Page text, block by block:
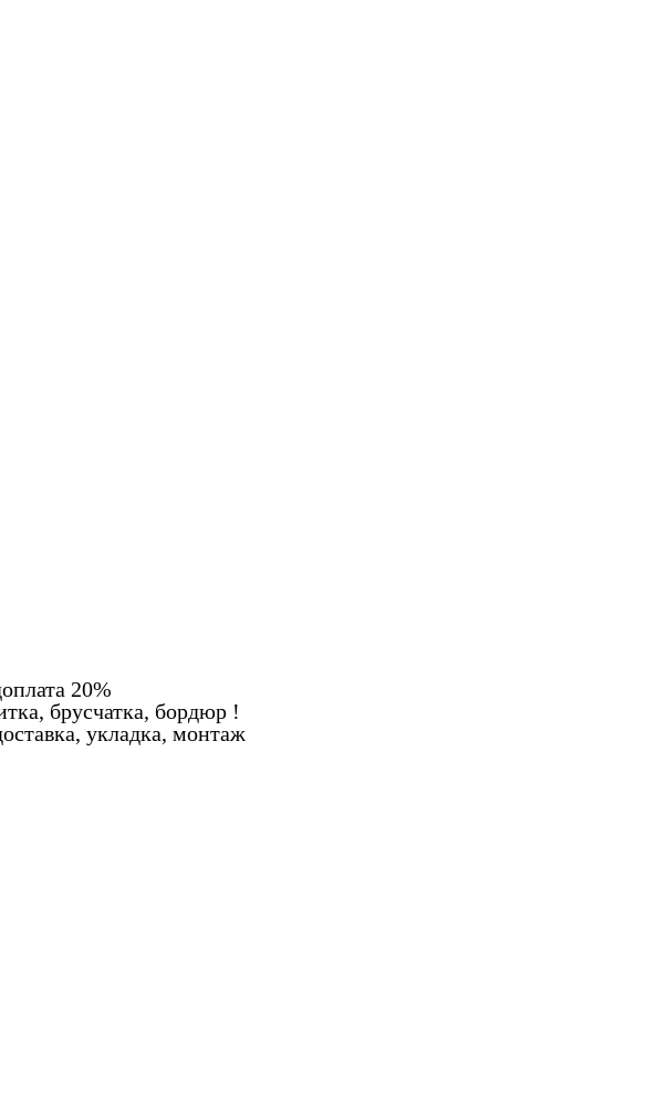
20%
брусчатка, бордюр !
укладка, монтаж